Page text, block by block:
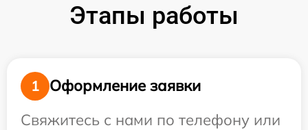
Этапы работы
1
Оформление заявки
Свяжитесь с нами по телефону или